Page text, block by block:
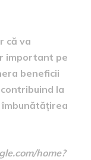
că va
important pe
beneficii
la
home?